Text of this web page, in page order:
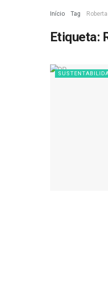
Início Tag
Etiqueta: